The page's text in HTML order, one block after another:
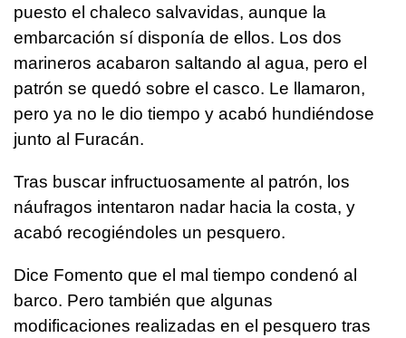
puesto el chaleco salvavidas, aunque la
embarcación sí disponía de ellos. Los dos
marineros acabaron saltando al agua, pero el
patrón se quedó sobre el casco. Le llamaron,
pero ya no le dio tiempo y acabó hundiéndose
junto al Furacán.
Tras buscar infructuosamente al patrón, los
náufragos intentaron nadar hacia la costa, y
acabó recogiéndoles un pesquero.
Dice Fomento que el mal tiempo condenó al
barco. Pero también que algunas
modificaciones realizadas en el pesquero tras